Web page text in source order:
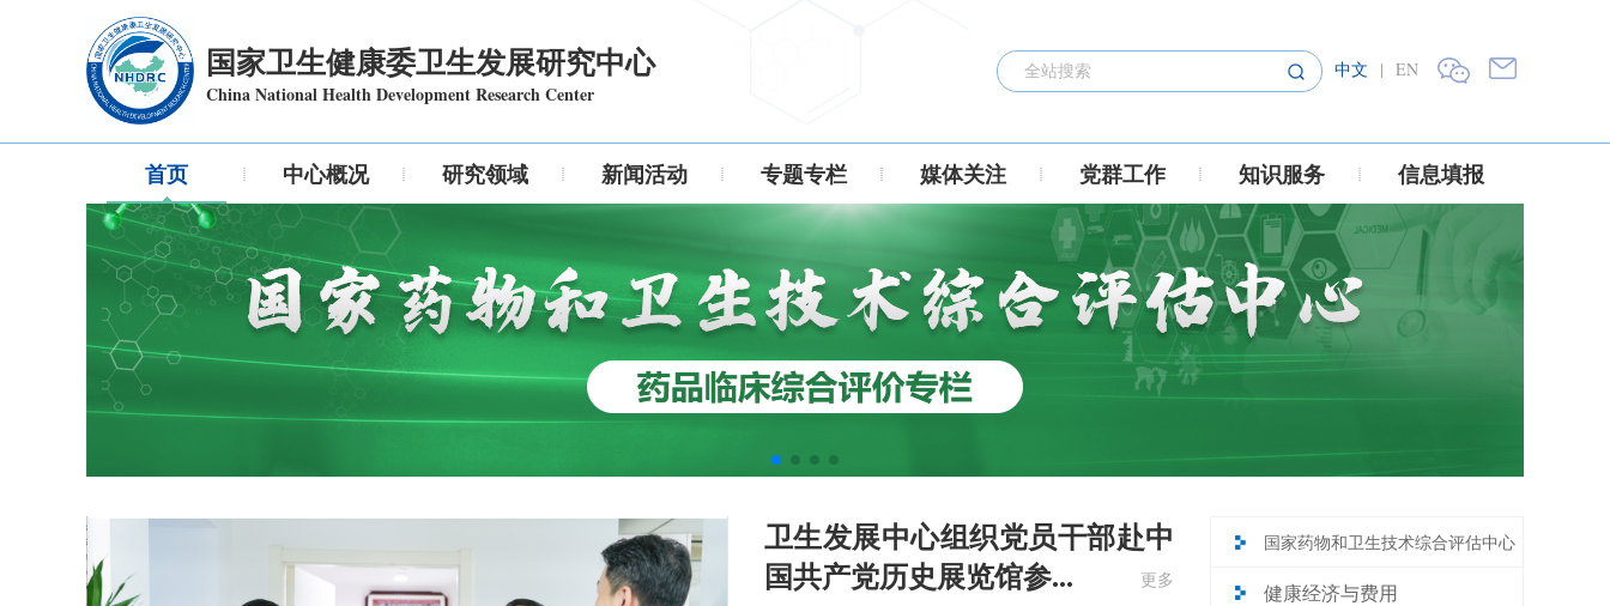
国家卫生健康委卫生发展研究中心
China National Health Development Research Center
中文 | EN
首页 中心概况 研究领域 新闻活动 专题专栏 媒体关注 党群工作 知识服务 信息填报
更多
卫生发展中心组织党员干部赴中
国共产党历史展览馆参...
国家药物和卫生技术综合评估中心
健康经济与费用